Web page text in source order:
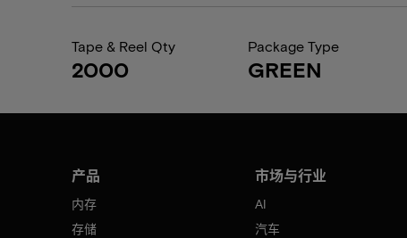
Tape & Reel Qty
2000
Package Type
GREEN
产品
内存
存储
市场与行业
AI
汽车